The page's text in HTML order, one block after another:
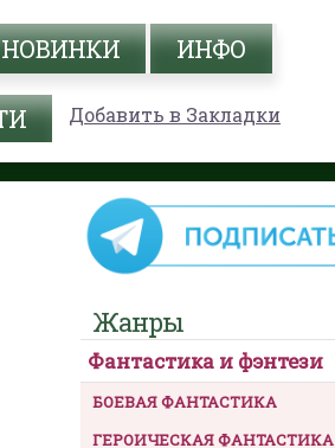
НОВИНКИ ИНФО
Добавить в Закладки
Жанры
Фантастика и фэнтези
БОЕВАЯ ФАНТАСТИКА
ГЕРОИЧЕСКАЯ ФАНТАСТИКА